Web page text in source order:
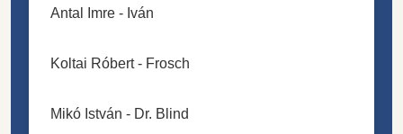
Antal Imre - Iván
Koltai Róbert - Frosch
Mikó István - Dr. Blind